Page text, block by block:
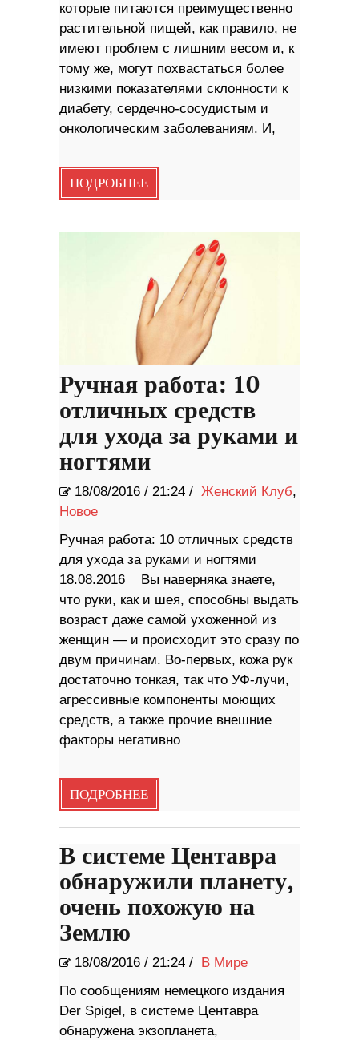
которые питаются преимущественно
растительной пищей, как правило, не
имеют проблем с лишним весом и, к
тому же, могут похвастаться более
низкими показателями склонности к
диабету, сердечно-сосудистым и
онкологическим заболеваниям. И,
ПОДРОБНЕЕ
Ручная работа: 10
отличных средств
для ухода за руками и
ногтями
18/08/2016 / 21:24 / Женский Клуб,
Новое
Ручная работа: 10 отличных средств
для ухода за руками и ногтями
18.08.2016 Вы наверняка знаете,
что руки, как и шея, способны выдать
возраст даже самой ухоженной из
женщин — и происходит это сразу по
двум причинам. Во-первых, кожа рук
достаточно тонкая, так что УФ-лучи,
агрессивные компоненты моющих
средств, а также прочие внешние
факторы негативно
ПОДРОБНЕЕ
В системе Центавра
обнаружили планету,
очень похожую на
Землю
18/08/2016 / 21:24 /
В Мире
По сообщениям немецкого издания
Der Spigel, в системе Центавра
обнаружена экзопланета,